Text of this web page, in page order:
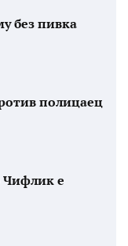
без пивка
полицаец
Чифлик е